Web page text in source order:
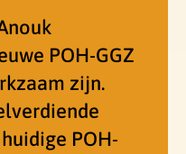
POH-GGZ
zijn.
POH-